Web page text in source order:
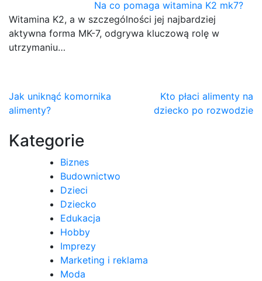
Na co pomaga witamina K2 mk7?
Witamina K2, a w szczególności jej najbardziej
aktywna forma MK-7, odgrywa kluczową rolę w
utrzymaniu…
Nawigacja
wpisu
Jak uniknąć komornika
alimenty?
Kto płaci alimenty na
dziecko po rozwodzie
Kategorie
Biznes
Budownictwo
Dzieci
Dziecko
Edukacja
Hobby
Imprezy
Marketing i reklama
Moda